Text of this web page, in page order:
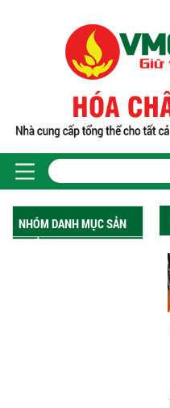
NHÓM DANH MỤC SẢN